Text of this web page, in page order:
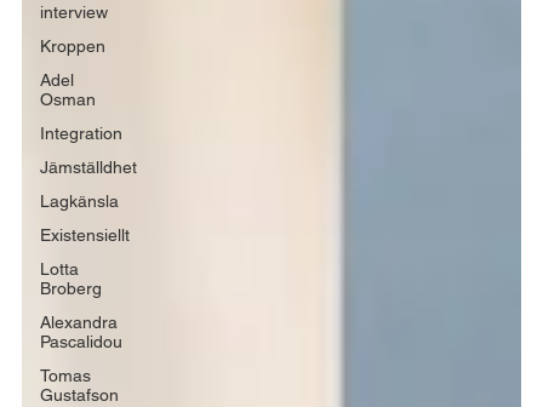
interview
Kroppen
Adel
Osman
Integration
Jämställdhet
Lagkänsla
Existensiellt
Lotta
Broberg
Alexandra
Pascalidou
Tomas
Gustafson